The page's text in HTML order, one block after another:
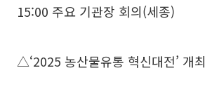
15:00 주요 기관장 회의(세종)
△‘2025 농산물유통 혁신대전’ 개최